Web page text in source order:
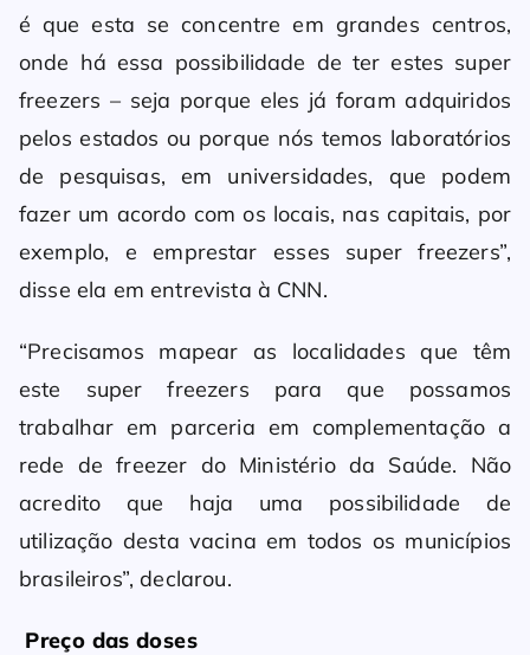
é que esta se concentre em grandes centros,
onde há essa possibilidade de ter estes super
freezers – seja porque eles já foram adquiridos
pelos estados ou porque nós temos laboratórios
de pesquisas, em universidades, que podem
fazer um acordo com os locais, nas capitais, por
exemplo, e emprestar esses super freezers”,
disse ela em entrevista à CNN.
“Precisamos mapear as localidades que têm
este super freezers para que possamos
trabalhar em parceria em complementação a
rede de freezer do Ministério da Saúde. Não
acredito que haja uma possibilidade de
utilização desta vacina em todos os municípios
brasileiros”, declarou.
Preço das doses